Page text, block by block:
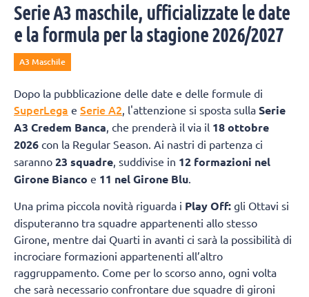
Serie A3 maschile, ufficializzate le date
e la formula per la stagione 2026/2027
A3 Maschile
Dopo la pubblicazione delle date e delle formule di
SuperLega e Serie A2 , l'attenzione si sposta sulla Serie
A3 Credem Banca , che prenderà il via il 18 ottobre
2026 con la Regular Season. Ai nastri di partenza ci
saranno 23 squadre , suddivise in 12 formazioni nel
Girone Bianco e 11 nel Girone Blu
Una prima piccola novità riguarda i Play Off: gli Ottavi si
disputeranno tra squadre appartenenti allo stesso
Girone, mentre dai Quarti in avanti ci sarà la possibilità di
incrociare formazioni appartenenti all’altro
raggruppamento. Come per lo scorso anno, ogni volta
che sarà necessario confrontare due squadre di gironi